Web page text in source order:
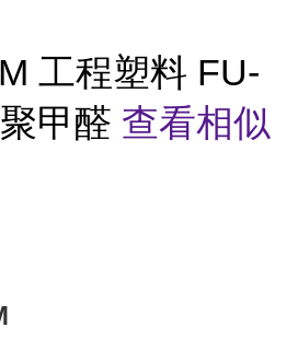
工程塑料 FU-
甲醛 查看相似